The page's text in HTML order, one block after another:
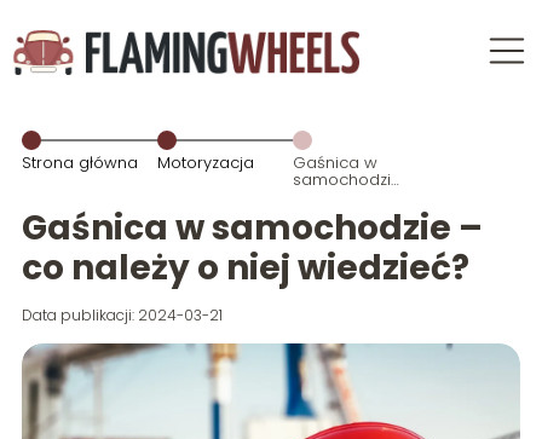
Strona główna Motoryzacja Gaśnica w
samochodzie
niej wiedzieć?
Gaśnica w samochodzie –
co należy o niej wiedzieć?
Data publikacji: 2024-03-21